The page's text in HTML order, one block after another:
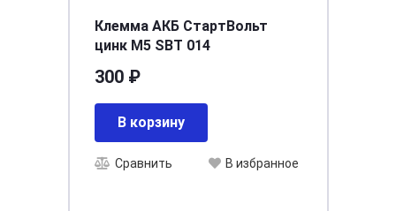
Клемма АКБ СтартВольт
цинк М5 SBT 014
300 ₽
В корзину
Сравнить В избранное